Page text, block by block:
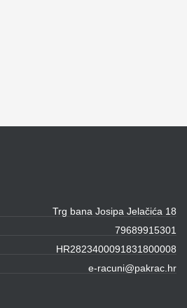
Trg bana Josipa Jelačića 18
79689915301
HR2823400091831800008
e-racuni@pakrac.hr